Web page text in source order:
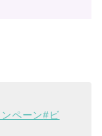
ペーン#ビ